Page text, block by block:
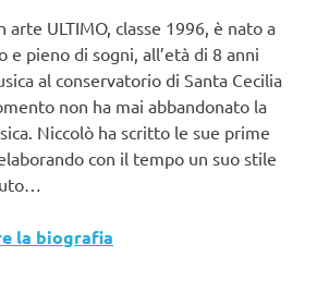
arte ULTIMO, classe 1996, è nato a
e pieno di sogni, all’età di 8 anni
al conservatorio di Santa Cecilia
non ha mai abbandonato la
Niccolò ha scritto le sue prime
con il tempo un suo stile
la biografia